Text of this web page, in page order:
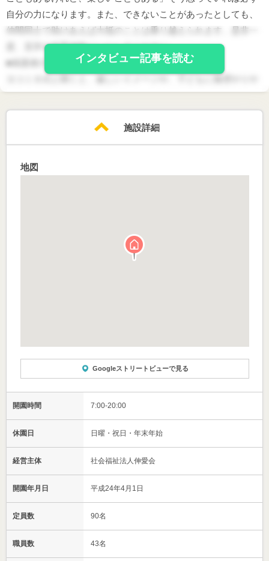
自分の力になります。また、できないことがあったとしても、
仲間同士で助けあえば大抵のことは乗り越えられます。是非一
度、見学や保育体験にいらしてください。
■保護者の方へのメッセージ
らせているイメージを持つ方もいらっしゃると思います。です
が、本当のことは、ご自身の目で確かめて頂くしかありませ
ん。まずは色々な園を見学して、子どもにとっても保護者の方
にとっても、いいなと思う園を見つけてください。
インタビュー記事を読む
施設詳細
地図
Googleストリートビューで見る
開園時間 7:00-20:00
休園日 日曜・祝日・年末年始
経営主体 社会福祉法人伸愛会
開園年月日 平成24年4月1日
定員数 90名
職員数 43名